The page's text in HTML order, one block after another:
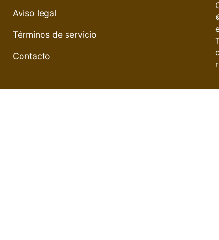
Aviso legal
Términos de servicio
Contacto